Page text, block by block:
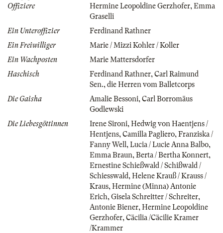
Offiziere
Hermine Leopoldine Gerzhofer, Emma
Graselli
Ein Unteroffizier
Ferdinand Rathner
Ein Freiwilliger
Marie / Mizzi Kohler / Koller
Ein Wachposten
Marie Mattersdorfer
Haschisch
Ferdinand Rathner, Carl Raimund
Sen., die Herren vom Balletcorps
Die Gaisha
Amalie Bessoni, Carl Borromäus
Godlewski
Die Liebesgöttinnen
Irene Sironi, Hedwig von Haentjens /
Hentjens, Camilla Pagliero, Franziska /
Fanny Well , Lucia / Lucie Anna Balbo,
Emma Braun, Berta / Bertha Konnert,
Ernestine Schießwald / Schißwald /
Schiesswald, Helene Krauß / Krauss /
Kraus, Hermine (Minna) Antonie
Erich, Gisela Schreitter / Schreiter,
Antonie Biener, Hermine Leopoldine
Gerzhofer, Cäcilia /Cäcilie Kramer
/Krammer